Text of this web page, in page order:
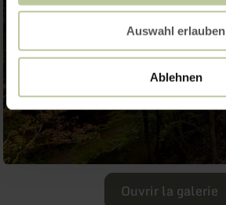
Auswahl erlauben
Ablehnen
Ouvrir la galerie